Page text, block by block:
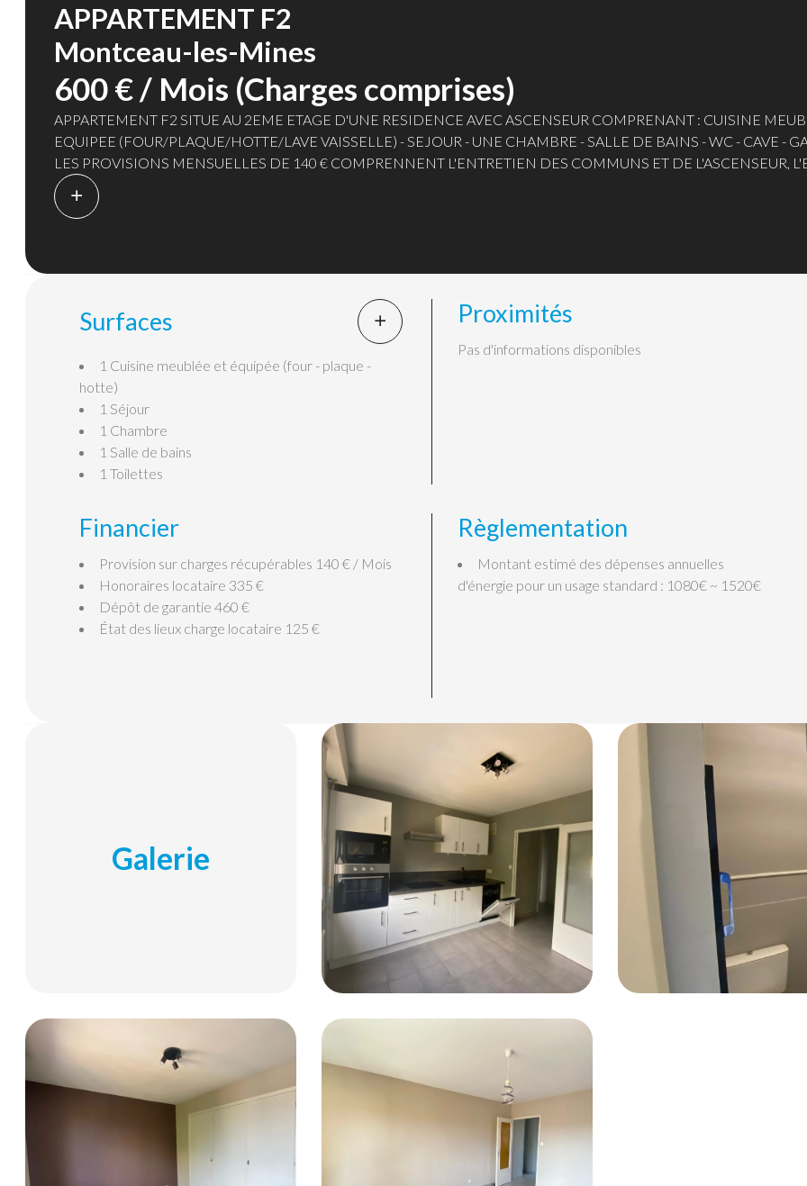
APPARTEMENT F2
Montceau-les-Mines
600 € / Mois (Charges comprises)
APPARTEMENT F2 SITUE AU 2EME ETAGE D'UNE RESIDENCE AVEC ASCENSEUR COMPRENANT : CUISINE
EQUIPEE (FOUR/PLAQUE/HOTTE/LAVE VAISSELLE) - SEJOUR - UNE CHAMBRE - SALLE DE BAINS - WC - CAVE -
LES PROVISIONS MENSUELLES DE 140 € COMPRENNENT L'ENTRETIEN DES COMMUNS ET DE L'ASCENSEUR,
FROIDE ET LE CHAUFFAGE - CHAUFFAGE COLLECTIF GAZ
Surfaces
1 Cuisine meublée et équipée (four - plaque -
hotte)
1 Séjour
1 Chambre
1 Salle de bains
1 Toilettes
Proximités
Pas d'informations disponibles
Financier
Provision sur charges récupérables 140 € / Mois
Honoraires locataire 335 €
Dépôt de garantie 460 €
État des lieux charge locataire 125 €
Règlementation
Montant estimé des dépenses annuelles
d'énergie pour un usage standard : 1080€ ~ 1520€
Galerie